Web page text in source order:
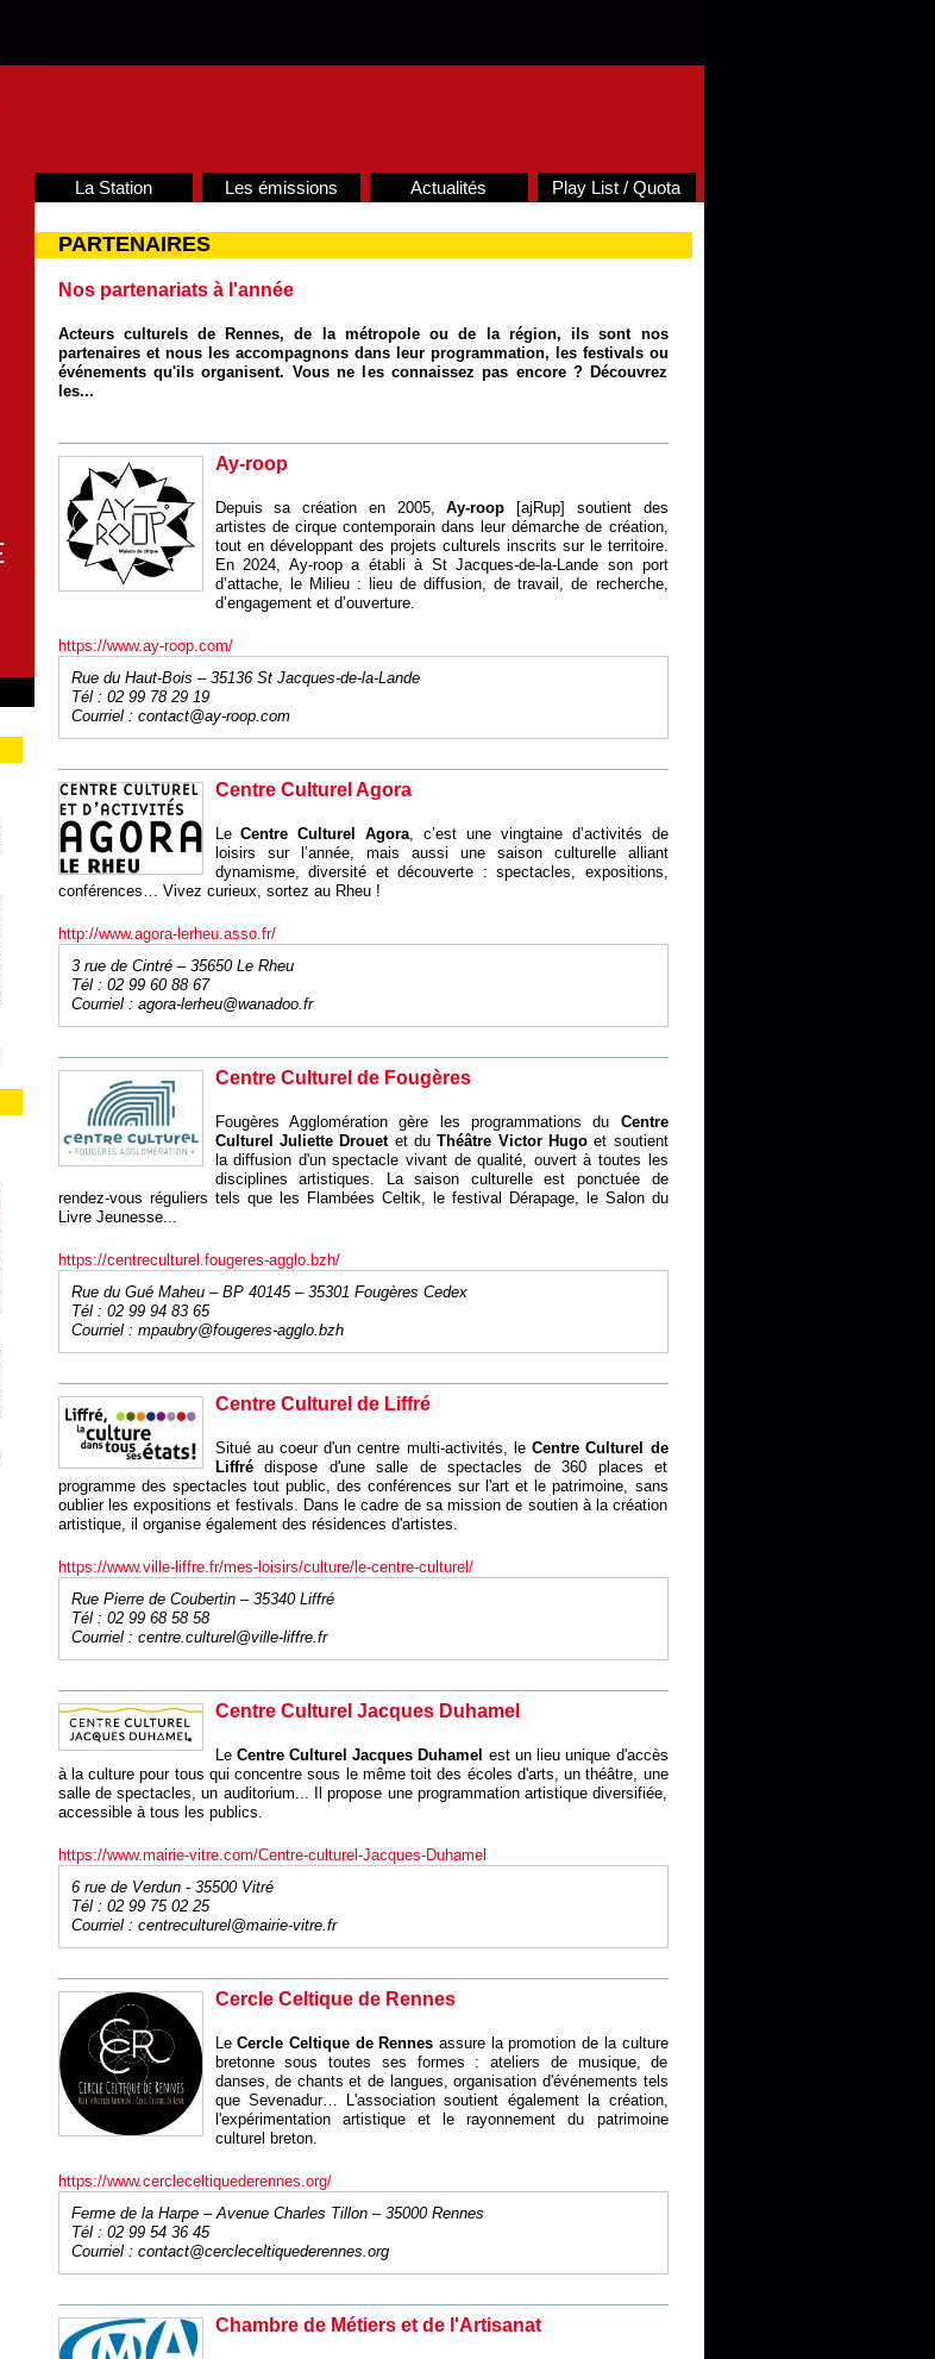
La Station Les émissions Actualités Play List / Quota
PARTENAIRES
Nos partenariats à l'année
Acteurs culturels de Rennes, de la métropole ou de la région, ils sont nos
partenaires et nous les accompagnons dans leur programmation, les festivals ou
événements qu'ils organisent. Vous ne les connaissez pas encore ? Découvrez
les...
Ay-roop
Depuis sa création en 2005,Ay-roop [ajRup] soutient des
artistes de cirque contemporain dans leur démarche de création,
tout en développant des projets culturels inscrits sur le territoire.
En 2024, Ay-roop a établi à St Jacques-de-la-Lande son port
d’attache, le Milieu : lieu de diffusion, de travail, de recherche,
d’engagement et d’ouverture.
https://www.ay-roop.com/
Rue du Haut-Bois – 35136 St Jacques-de-la-Lande
Tél : 02 99 78 29 19
Courriel : contact@ay-roop.com
Centre Culturel Agora
LeCentre Culturel Agora, c’est une vingtaine d’activités de
loisirs sur l’année, mais aussi une saison culturelle alliant
dynamisme, diversité et découverte : spectacles, expositions,
conférences… Vivez curieux, sortez au Rheu !
http://www.agora-lerheu.asso.fr/
3 rue de Cintré – 35650 Le Rheu
Tél : 02 99 60 88 67
Courriel : agora-lerheu@wanadoo.fr
Centre Culturel de Fougères
Fougères Agglomération gère les programmations du Centre
Culturel Juliette Drouetet duThéâtre Victor Hugoet soutient
la diffusion d'un spectacle vivant de qualité, ouvert à toutes les
disciplines artistiques. La saison culturelle est ponctuée de
rendez-vous réguliers tels que les Flambées Celtik, le festival Dérapage, le Salon du
Livre Jeunesse...
https://centreculturel.fougeres-agglo.bzh/
Rue du Gué Maheu – BP 40145 – 35301 Fougères Cedex
Tél : 02 99 94 83 65
Courriel : mpaubry@fougeres-agglo.bzh
Centre Culturel de Liffré
Situé au coeur d'un centre multi-activités, leCentre Culturel de
Liffrédispose d'une salle de spectacles de 360 places et
programme des spectacles tout public, des conférences sur l'art et le patrimoine, sans
oublier les expositions et festivals. Dans le cadre de sa mission de soutien à la création
artistique, il organise également des résidences d'artistes.
https://www.ville-liffre.fr/mes-loisirs/culture/le-centre-culturel/
Rue Pierre de Coubertin – 35340 Liffré
Tél : 02 99 68 58 58
Courriel : centre.culturel@ville-liffre.fr
Centre Culturel Jacques Duhamel
Le Centre Culturel Jacques Duhamel est un lieu unique d'accès
à la culture pour tous qui concentre sous le même toit des écoles d'arts, un théâtre, une
salle de spectacles, un auditorium... Il propose une programmation artistique diversifiée,
accessible à tous les publics.
https://www.mairie-vitre.com/Centre-culturel-Jacques-Duhamel
6 rue de Verdun - 35500 Vitré
Tél : 02 99 75 02 25
Courriel : centreculturel@mairie-vitre.fr
Cercle Celtique de Rennes
LeCercle Celtique de Rennes assure la promotion de la culture
bretonne sous toutes ses formes : ateliers de musique, de
danses, de chants et de langues, organisation d'événements tels
que Sevenadur… L'association soutient également la création,
l'expérimentation artistique et le rayonnement du patrimoine
culturel breton.
https://www.cercleceltiquederennes.org/
Ferme de la Harpe – Avenue Charles Tillon – 35000 Rennes
Tél : 02 99 54 36 45
Courriel : contact@cercleceltiquederennes.org
Chambre de Métiers et de l'Artisanat